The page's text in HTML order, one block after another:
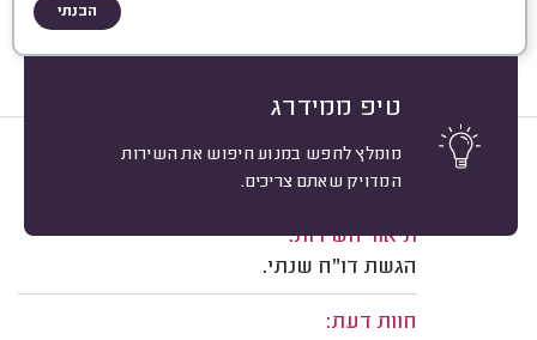
הבנתי
טיפ ממידרג
מומלץ לחפש במנוע חיפוש את השירות
המדויק שאתם צריכים.
חן ורדי, ראש העין.
משוב: 06/08/2026
תיאור השירות:
הגשת דו"ח שנתי.
חוות דעת:
10